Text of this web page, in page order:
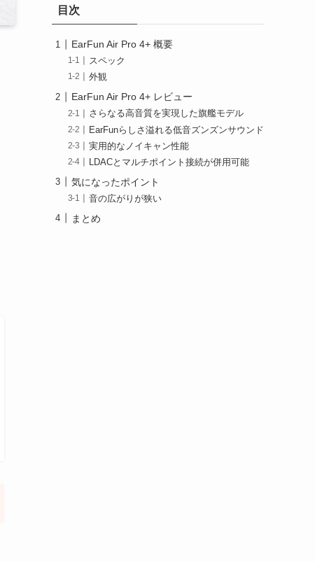
目次
EarFun Air Pro 4+ 概要
スペック
外観
EarFun Air Pro 4+ レビュー
さらなる高音質を実現した旗艦モデル
EarFunらしさ溢れる低音ズンズンサウンド
実用的なノイキャン性能
LDACとマルチポイント接続が併用可能
気になったポイント
音の広がりが狭い
まとめ